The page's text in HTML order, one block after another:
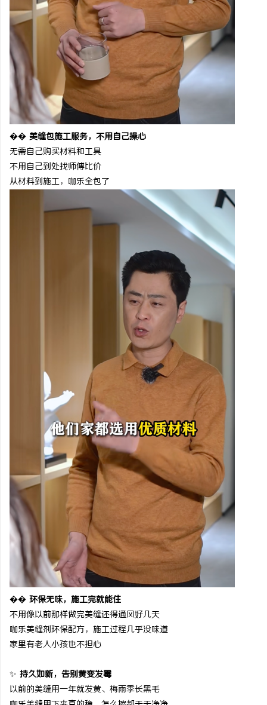
�� 美缝包施工服务，不用自己操心
无需自己购买材料和工具
不用自己到处找师傅比价
从材料到施工，咖乐全包了
�� 环保无味，施工完就能住
不用像以前那样做完美缝还得通风好几天
咖乐美缝剂环保配方，施工过程几乎没味道
家里有老人小孩也不担心
✨ 持久如新，告别黄变发霉
以前的美缝用一年就发黄、梅雨季长黑毛